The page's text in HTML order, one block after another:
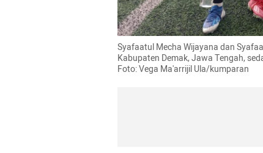
Syafaatul Mecha Wijayana dan
Kabupaten Demak, Jawa Tengah,
Foto: Vega Ma'arrijil Ula/kumparan